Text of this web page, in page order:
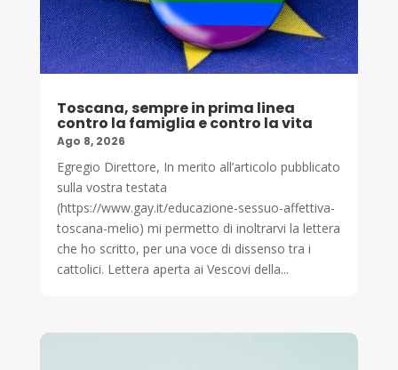
Toscana, sempre in prima linea
contro la famiglia e contro la vita
Ago 8, 2026
Egregio Direttore, In merito all’articolo pubblicato
sulla vostra testata
(https://www.gay.it/educazione-sessuo-affettiva-
toscana-melio) mi permetto di inoltrarvi la lettera
che ho scritto, per una voce di dissenso tra i
cattolici. Lettera aperta ai Vescovi della...